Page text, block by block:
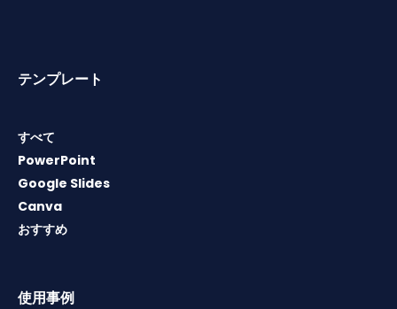
テンプレート
すべて
PowerPoint
Google Slides
Canva
おすすめ
使用事例